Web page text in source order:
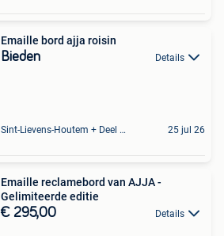
Emaille bord ajja roisin
Bieden Details
Sint-Lievens-Houtem + Deel Oombergen 25 jul 26
Emaille reclamebord van AJJA -
Gelimiteerde editie
€ 295,00 Details